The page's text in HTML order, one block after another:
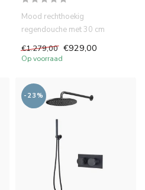
Mood rechthoekig
regendouche met 30 cm
ingebouwde thermos...
€1.279,00 €929,00
Op voorraad
-23%